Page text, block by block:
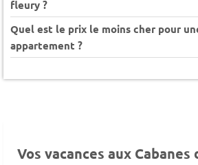
fleury ?
Quel est le prix le moins cher pour
appartement ?
Vos vacances aux Cabanes